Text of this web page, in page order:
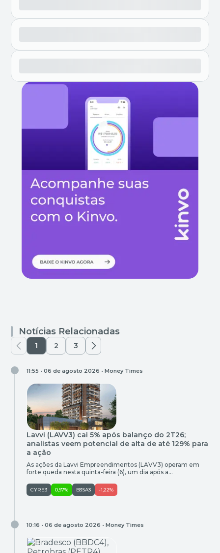
Notícias Relacionadas
1 2 3
11:55 • 06 de agosto 2026 • Money Times
Lavvi (LAVV3) cai 5% após balanço do 2T26;
analistas veem potencial de alta de até 129% para
a ação
As ações da Lavvi Empreendimentos (LAVV3) operam em
forte queda nesta quinta-feira (6), um dia após a
2026 (2T26). Por volta das 10h35 (de Brasília), os papéis
recuavam quase 5% na bolsa de valores, negociados a R$
CYRE3 0,97% B3SA3 -1,22%
10:16 • 06 de agosto 2026 • Money Times